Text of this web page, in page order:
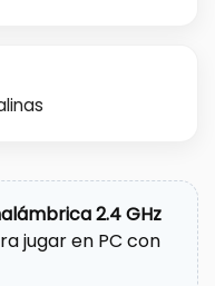
2.4 GHz
jugar en PC con